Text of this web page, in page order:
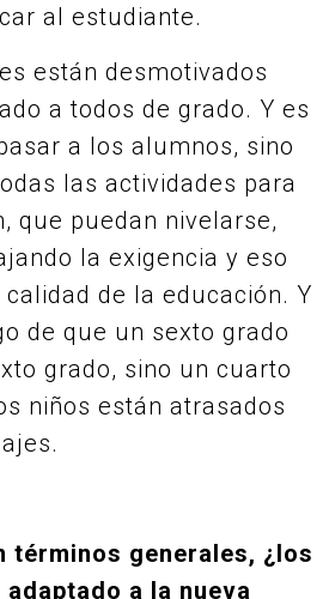
al estudiante.
están desmotivados
a todos de grado. Y es
a los alumnos, sino
las actividades para
que puedan nivelarse,
la exigencia y eso
de la educación. Y
de que un sexto grado
grado, sino un cuarto
niños están atrasados
términos generales, ¿los
a la nueva